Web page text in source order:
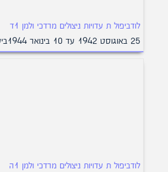
לודביפול ת עדויות ניצולים מרדכי ולמן 1ד
25 באוגוסט 1942 עד 10 בינואר 1944ביערות עם…
לודביפול ת עדויות ניצולים מרדכי ולמן 1ה